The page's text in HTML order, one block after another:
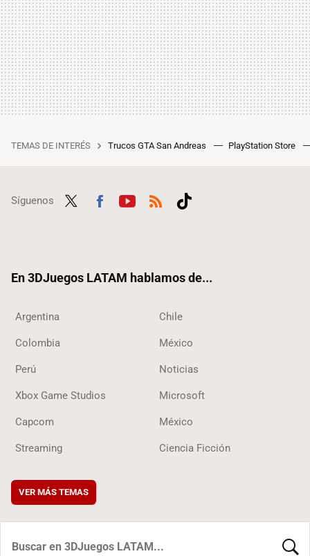
TEMAS DE INTERÉS Trucos GTA San Andreas PlayStation Store
Síguenos
En 3DJuegos LATAM hablamos de...
Argentina Chile
Colombia México
Perú Noticias
Xbox Game Studios Microsoft
Capcom México
Streaming Ciencia Ficción
VER MÁS TEMAS